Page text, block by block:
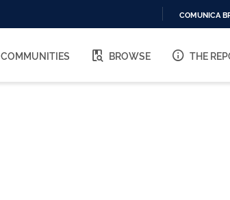
O
COMUNICA
COMMUNITIES BROWSE THE